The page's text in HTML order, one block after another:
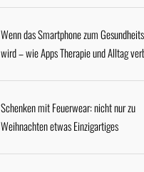
Wenn das Smartphone zum
wird – wie Apps Therapie und Alltag
Schenken mit Feuerwear: nicht nur zu
Weihnachten etwas Einzigartiges